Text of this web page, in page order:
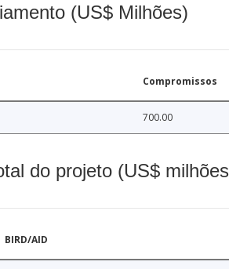
(US$ Milhões)
Compromissos
700.00
do projeto (US$
BIRD/AID